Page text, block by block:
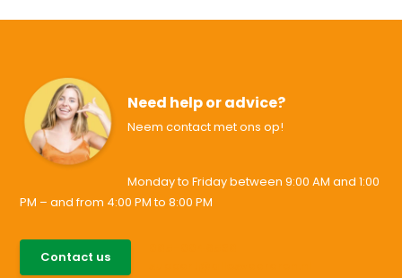
Need help or advice?
Neem contact met ons op!
Monday to Friday between 9:00 AM and 1:00
PM – and from 4:00 PM to 8:00 PM
Contact us